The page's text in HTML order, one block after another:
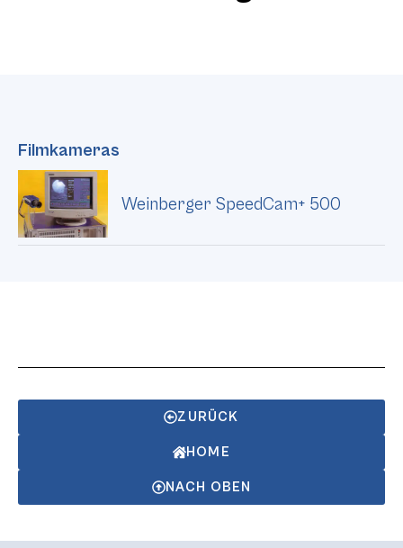
Filmkameras
Weinberger SpeedCam+ 500
ZURÜCK
HOME
NACH OBEN